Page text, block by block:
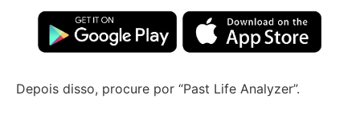
Depois disso, procure por “Past Life Analyzer”.